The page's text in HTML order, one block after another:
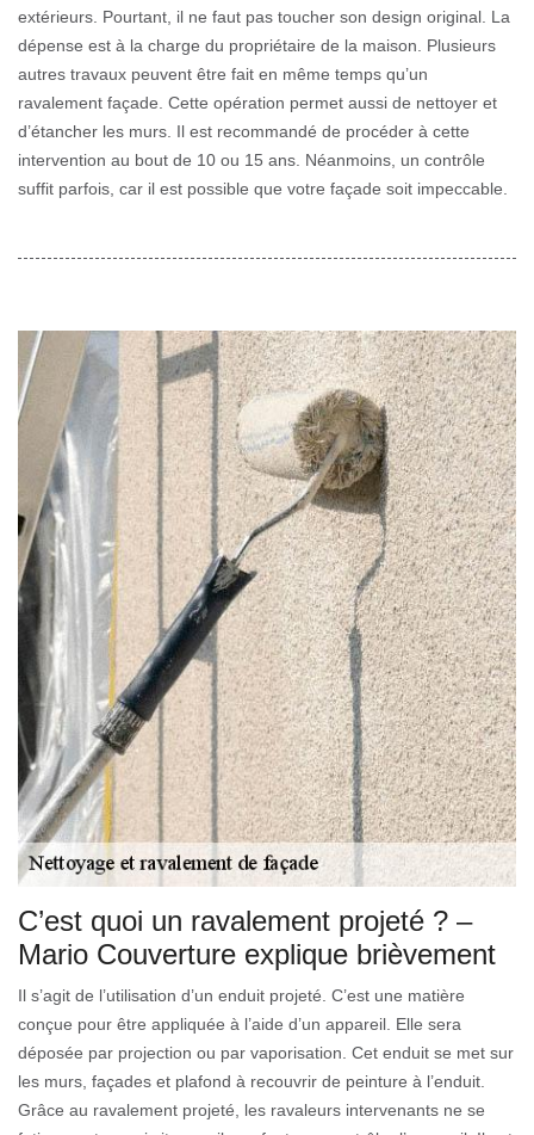
extérieurs. Pourtant, il ne faut pas toucher son design original. La
dépense est à la charge du propriétaire de la maison. Plusieurs
autres travaux peuvent être fait en même temps qu’un
ravalement façade. Cette opération permet aussi de nettoyer et
d’étancher les murs. Il est recommandé de procéder à cette
intervention au bout de 10 ou 15 ans. Néanmoins, un contrôle
suffit parfois, car il est possible que votre façade soit impeccable.
C’est quoi un ravalement projeté ? –
Mario Couverture explique brièvement
Il s’agit de l’utilisation d’un enduit projeté. C’est une matière
conçue pour être appliquée à l’aide d’un appareil. Elle sera
déposée par projection ou par vaporisation. Cet enduit se met sur
les murs, façades et plafond à recouvrir de peinture à l’enduit.
Grâce au ravalement projeté, les ravaleurs intervenants ne se